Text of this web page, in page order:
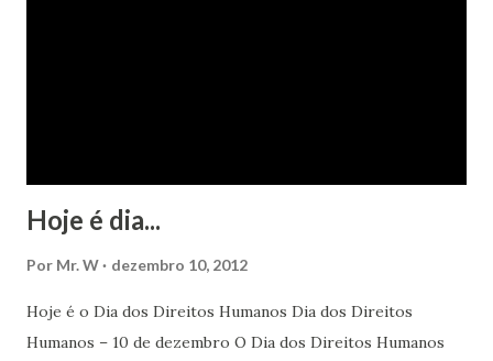
Hoje é dia...
Por Mr. W dezembro 10, 2012
Hoje é o Dia dos Direitos Humanos Dia dos Direitos
Humanos – 10 de dezembro O Dia dos Direitos Humanos